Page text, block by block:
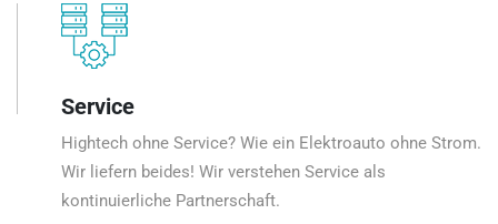
Service
Hightech ohne Service? Wie ein Elektroauto ohne Strom.
Wir liefern beides! Wir verstehen Service als
kontinuierliche Partnerschaft.